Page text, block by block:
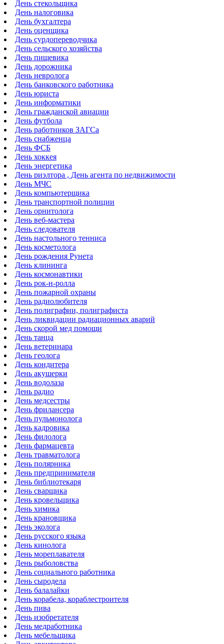
День стекольщика
День налоговика
День бухгалтера
День оценщика
День сурдопереводчика
День сельского хозяйства
День пищевика
День дорожника
День невролога
День банковского работника
День юриста
День информатики
День гражданской авиации
День футбола
День работников ЗАГСа
День снабженца
День ФСБ
День хоккея
День энергетика
День риэлтора , День агента по недвижимости
День МЧС
День компьютерщика
День транспортной полиции
День орнитолога
День веб-мастера
День следователя
День настольного тенниса
День косметолога
День рождения Рунета
День клининга
День космонавтики
День рок-н-ролла
День пожарной охраны
День радиолюбителя
День полиграфии, полиграфиста
День ликвидации радиационных аварий
День скорой мед помощи
День танца
День ветеринара
День геолога
День кондитера
День акушерки
День водолаза
День радио
День медсестры
День фрилансера
День пульмонолога
День кадровика
День филолога
День фармацевта
День травматолога
День полярника
День предпринимателя
День библиотекаря
День сварщика
День кровельщика
День химика
День крановщика
День эколога
День русского языка
День кинолога
День мореплавателя
День рыболовства
День социального работника
День сыродела
День балалайки
День корабела, кораблестроителя
День пива
День изобретателя
День медработника
День мебельщика